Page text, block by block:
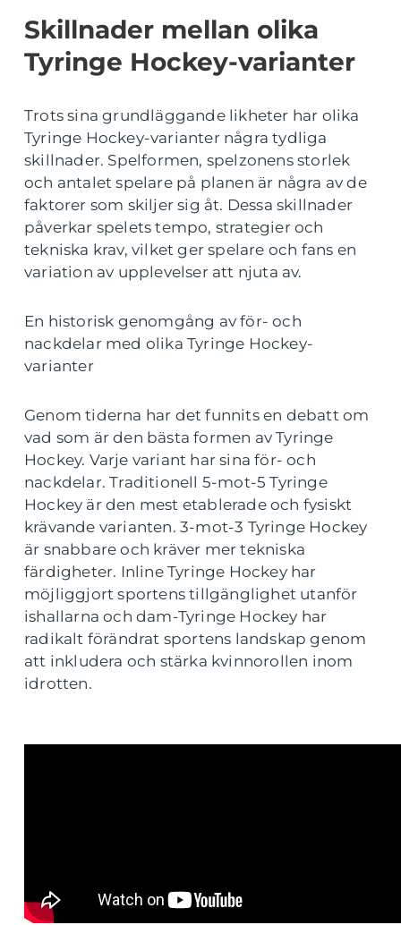
Skillnader mellan olika
Tyringe Hockey-varianter
Trots sina grundläggande likheter har olika
Tyringe Hockey-varianter några tydliga
skillnader. Spelformen, spelzonens storlek
och antalet spelare på planen är några av de
faktorer som skiljer sig åt. Dessa skillnader
påverkar spelets tempo, strategier och
tekniska krav, vilket ger spelare och fans en
variation av upplevelser att njuta av.
En historisk genomgång av för- och
nackdelar med olika Tyringe Hockey-
varianter
Genom tiderna har det funnits en debatt om
vad som är den bästa formen av Tyringe
Hockey. Varje variant har sina för- och
nackdelar. Traditionell 5-mot-5 Tyringe
Hockey är den mest etablerade och fysiskt
krävande varianten. 3-mot-3 Tyringe Hockey
är snabbare och kräver mer tekniska
färdigheter. Inline Tyringe Hockey har
möjliggjort sportens tillgänglighet utanför
ishallarna och dam-Tyringe Hockey har
radikalt förändrat sportens landskap genom
att inkludera och stärka kvinnorollen inom
idrotten.